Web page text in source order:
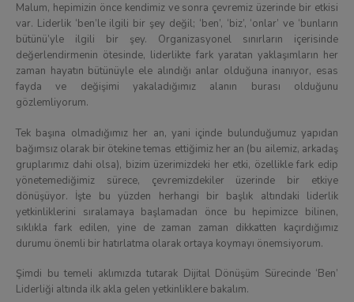
Malum, hepimizin önce kendimiz ve sonra çevremiz üzerinde bir etkisi
var. Liderlik ‘ben’le ilgili bir şey değil; ‘ben’, ‘biz’, ‘onlar’ ve ‘bunların
bütünü’yle ilgili bir şey. Organizasyonel sınırların içerisinde
değerlendirmenin ötesinde, liderlikte fark yaratan yaklaşımların her
zaman hayatın bütünüyle ele alındığı anlar olduğuna inanıyor, esas
fayda ve değişimi yakaladığımız alanın burası olduğunu
gözlemliyorum.
Tek başına olmadığımız her an, yani içinde bulunduğumuz yapıdan
bağımsız olarak bir ötekine temas ettiğimiz her an (bu ailemiz, arkadaş
gruplarımız dahi olsa), bizim üzerimizdeki her etki, özellikle fark edip
yönetemediğimiz sürece, çevremizdekiler üzerinde bir etkiye
dönüşüyor. İşte bu yüzden herhangi bir başlık altındaki liderlik
yetkinliklerini sıralamaya başlamadan önce bu hepimizce bilinen,
sıklıkla fark edilen, yine de zaman zaman dikkatten kaçırdığımız
durumu önemli bir hatırlatma olarak ortaya koymayı önemsiyorum.
Şimdi bu temeli aklımızda tutarak Dijital Dönüşüm Sürecinde ‘Ben’
Liderliği altında ilk akla gelen yetkinliklere bakalım.